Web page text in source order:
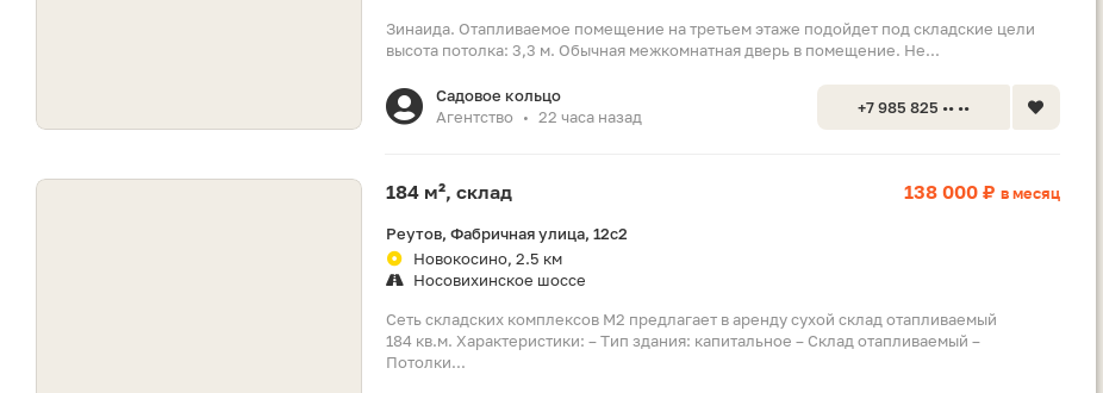
Зинаида. Отапливаемое помещение на третьем этаже подойдет под складские цели
высота потолка: 3,3 м. Обычная межкомнатная дверь в помещение. Не...
Садовое кольцо
Агентство
• 22 часа назад +7 985 825 •• ••
184 м², склад 138 000 ₽ в месяц
Реутов, Фабричная улица, 12с2
Новокосино, 2.5 км
Носовихинское шоссе
Сеть складских комплексов М2 предлагает в аренду сухой склад отапливаемый
184 кв.м. Характеристики: – Тип здания: капитальное – Склад отапливаемый –
Потолки...